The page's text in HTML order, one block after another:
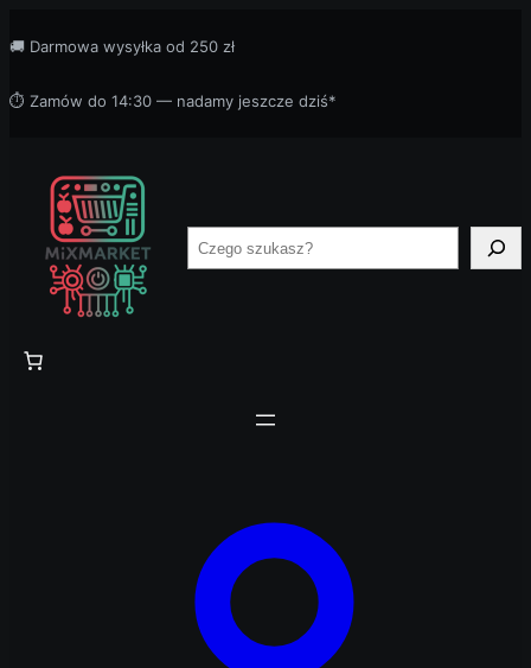
do
🚚 Darmowa wysyłka od 250 zł
⏱ Zamów do 14:30 — nadamy jeszcze dziś*
Szukaj
produktów